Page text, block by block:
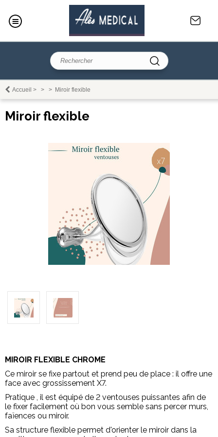
Accueil > > > Miroir flexible
Miroir flexible
MIROIR FLEXIBLE CHROME
Ce miroir se fixe partout et prend peu de place : il offre une
face avec grossissement X7.
Pratique , il est équipé de 2 ventouses puissantes afin de
le fixer facilement où bon vous semble sans percer murs,
faïences ou miroir.
Sa structure flexible permet d'orienter le miroir dans la